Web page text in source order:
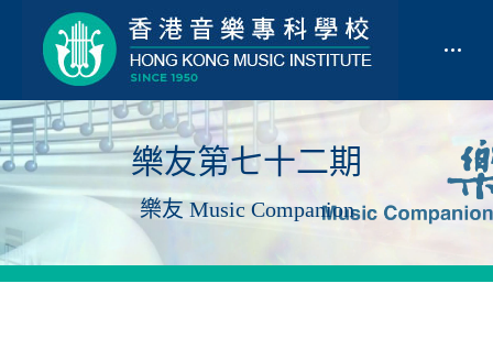
樂友第七十二期
樂友 Music Companion